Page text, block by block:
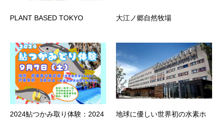
PLANT BASED TOKYO 大江ノ郷自然牧場
2024鮎つかみ取り体験：2024
地球に優しい世界初の水素ホ